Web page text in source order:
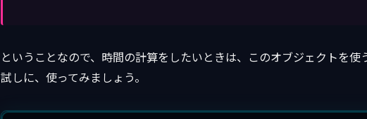
ということなので、時間の計算をしたいときは、このオブジェクトを使
試しに、使ってみましょう。